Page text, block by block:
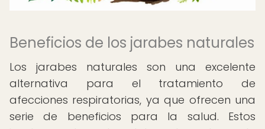
Beneficios de los jarabes naturales
Los jarabes naturales son una excelente
alternativa para el tratamiento de
afecciones respiratorias, ya que ofrecen una
serie de beneficios para la salud. Estos